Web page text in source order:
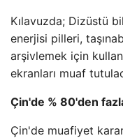
Kılavuzda; Dizüstü
enerjisi pilleri,
arşivlemek için
ekranları muaf
Çin'de % 80'den
Çin'de muafiyet